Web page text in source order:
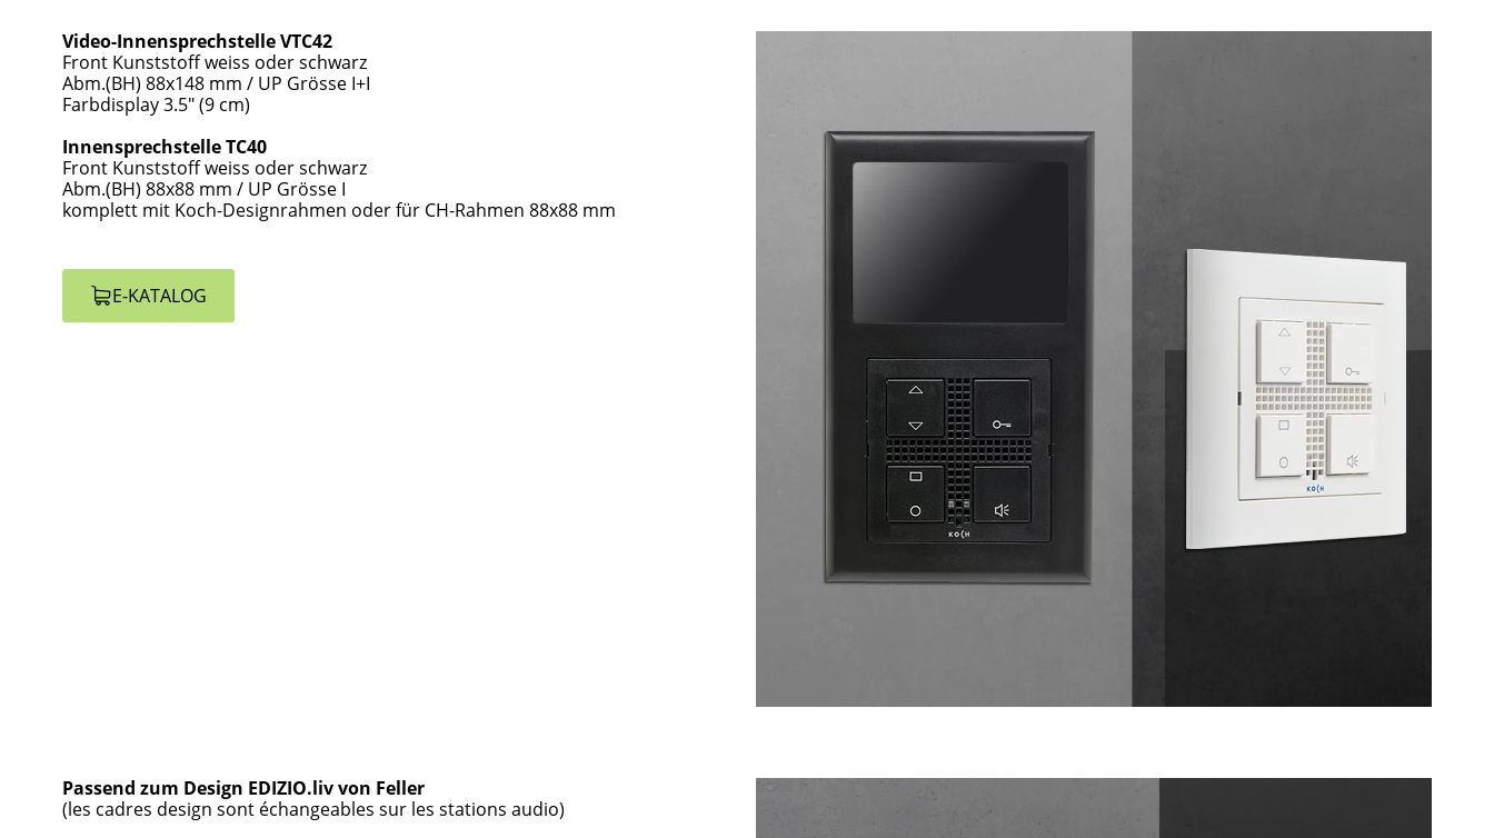
Video-Innensprechstelle VTC42
Front Kunststoff weiss oder schwarz
Abm.(BH) 88x148 mm / UP Grösse I+I
Farbdisplay 3.5" (9 cm)
Innensprechstelle TC40
Front Kunststoff weiss oder schwarz
Abm.(BH) 88x88 mm / UP Grösse I
komplett mit Koch-Designrahmen oder für CH-Rahmen 88x88 mm
E-KATALOG
Passend zum Design EDIZIO.liv von Feller
(les cadres design sont échangeables sur les stations audio)